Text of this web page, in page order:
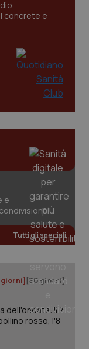
concrete e
e
Tutti gli speciali
giorni] [30 giorni]
dell'ondata: il 7
rosso, l'8